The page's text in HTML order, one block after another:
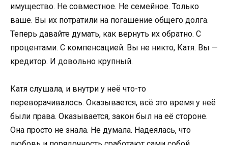
имущество. Не совместное. Не семейное. Только
ваше. Вы их потратили на погашение общего долга.
Теперь давайте думать, как вернуть их обратно. С
процентами. С компенсацией. Вы не никто, Катя. Вы —
кредитор. И довольно крупный.
Катя слушала, и внутри у неё что-то
переворачивалось. Оказывается, всё это время у неё
были права. Оказывается, закон был на её стороне.
Она просто не знала. Не думала. Надеялась, что